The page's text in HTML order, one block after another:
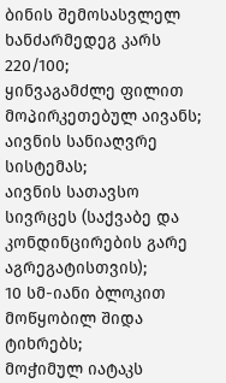
ბინის შემოსასვლელ
ხანძარმედეგ კარს
220/100;
ყინვაგამძლე ფილით
მოპირკეთებულ აივანს;
აივნის სანიაღვრე
სისტემას;
აივნის სათავსო
სივრცეს (საქვაბე და
კონდინცირების გარე
აგრეგატისთვის);
10 სმ-იანი ბლოკით
მოწყობილ შიდა
ტიხრებს;
მოჭიმულ იატაკს